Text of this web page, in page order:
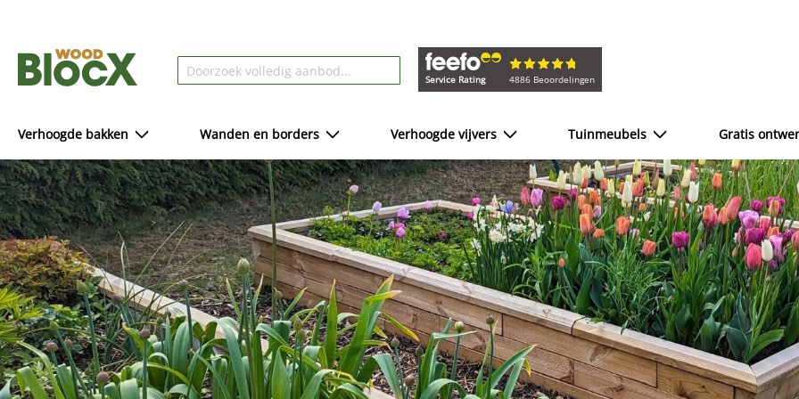
Service Rating 4886 Beoordelingen
Verhoogde bakken Wanden en borders Verhoogde vijvers Tuinmeubels Gratis